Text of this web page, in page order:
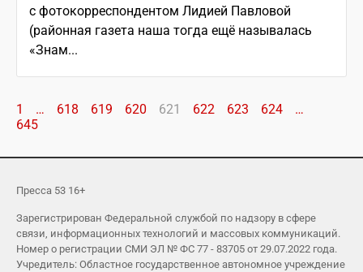
с фотокорреспондентом Лидией Павловой
(районная газета наша тогда ещё называлась
«Знам...
1 … 618 619 620 621 622 623 624
…
645
Пресса 53 16+
Зарегистрирован Федеральной службой по надзору в сфере
связи, информационных технологий и массовых коммуникаций.
Номер о регистрации СМИ ЭЛ № ФС 77 - 83705 от 29.07.2022 года.
Учредитель: Областное государственное автономное учреждение